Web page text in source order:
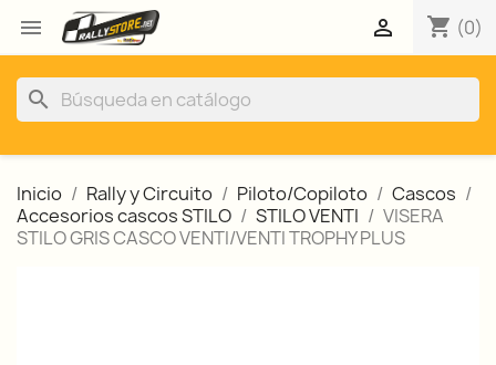
 shopping_cart (0)

search
Inicio Rally y Circuito Piloto/Copiloto
Cascos
Accesorios cascos STILO
STILO VENTI
VISERA
STILO GRIS CASCO VENTI/VENTI TROPHY PLUS